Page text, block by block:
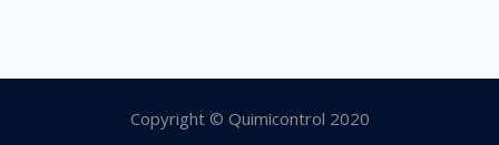
Copyright © Quimicontrol 2020